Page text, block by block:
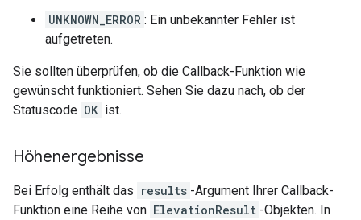
UNKNOWN_ERROR : Ein unbekannter Fehler ist
aufgetreten.
Sie sollten überprüfen, ob die Callback-Funktion wie
gewünscht funktioniert. Sehen Sie dazu nach, ob der
Statuscode OK ist.
Höhenergebnisse
Bei Erfolg enthält das results -Argument Ihrer Callback-
Funktion eine Reihe von ElevationResult -Objekten. In